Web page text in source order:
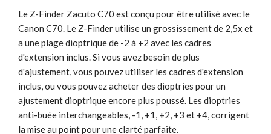
Le Z-Finder Zacuto C70 est conçu pour être utilisé avec le
Canon C70. Le Z-Finder utilise un grossissement de 2,5x et
a une plage dioptrique de -2 à +2 avec les cadres
d'extension inclus. Si vous avez besoin de plus
d'ajustement, vous pouvez utiliser les cadres d'extension
inclus, ou vous pouvez acheter des dioptries pour un
ajustement dioptrique encore plus poussé. Les dioptries
anti-buée interchangeables, -1, +1, +2, +3 et +4, corrigent
la mise au point pour une clarté parfaite.